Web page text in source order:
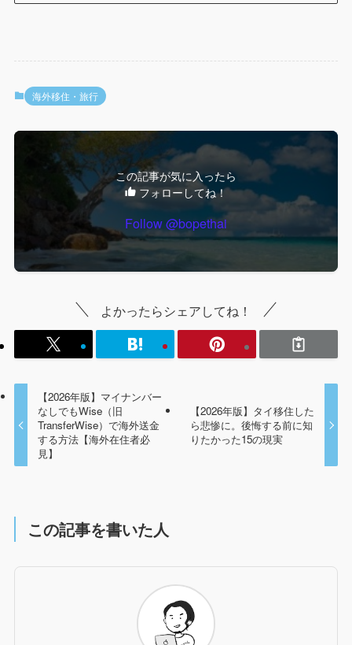
海外移住・旅行
この記事が気に入ったら
フォローしてね！
Follow @bopethai
よかったらシェアしてね！
【2026年版】マイナンバー
なしでもWise（旧
TransferWise）で海外送金
する方法【海外在住者必
見】
【2026年版】タイ移住した
ら悲惨に。後悔する前に知
りたかった15の現実
この記事を書いた人